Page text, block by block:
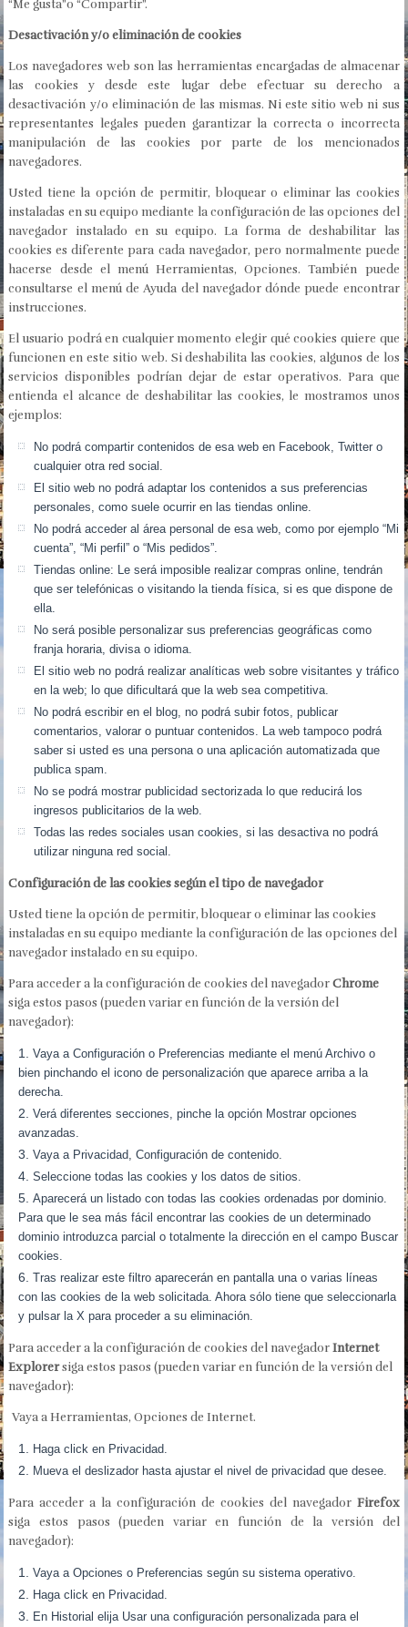
“Me gusta”o “Compartir”.
Desactivación y/o eliminación de cookies
Los navegadores web son las herramientas encargadas de almacenar
las cookies y desde este lugar debe efectuar su derecho a
desactivación y/o eliminación de las mismas. Ni este sitio web ni sus
representantes legales pueden garantizar la correcta o incorrecta
manipulación de las cookies por parte de los mencionados
navegadores.
Usted tiene la opción de permitir, bloquear o eliminar las cookies
instaladas en su equipo mediante la configuración de las opciones del
navegador instalado en su equipo. La forma de deshabilitar las
cookies es diferente para cada navegador, pero normalmente puede
hacerse desde el menú Herramientas, Opciones. También puede
consultarse el menú de Ayuda del navegador dónde puede encontrar
instrucciones.
El usuario podrá en cualquier momento elegir qué cookies quiere que
funcionen en este sitio web. Si deshabilita las cookies, algunos de los
servicios disponibles podrían dejar de estar operativos. Para que
entienda el alcance de deshabilitar las cookies, le mostramos unos
ejemplos:
No podrá compartir contenidos de esa web en Facebook, Twitter o
cualquier otra red social.
El sitio web no podrá adaptar los contenidos a sus preferencias
personales, como suele ocurrir en las tiendas online.
No podrá acceder al área personal de esa web, como por ejemplo “Mi
cuenta”, “Mi perfil” o “Mis pedidos”.
Tiendas online: Le será imposible realizar compras online, tendrán
que ser telefónicas o visitando la tienda física, si es que dispone de
ella.
No será posible personalizar sus preferencias geográficas como
franja horaria, divisa o idioma.
El sitio web no podrá realizar analíticas web sobre visitantes y tráfico
en la web; lo que dificultará que la web sea competitiva.
No podrá escribir en el blog, no podrá subir fotos, publicar
comentarios, valorar o puntuar contenidos. La web tampoco podrá
saber si usted es una persona o una aplicación automatizada que
publica spam.
No se podrá mostrar publicidad sectorizada lo que reducirá los
ingresos publicitarios de la web.
Todas las redes sociales usan cookies, si las desactiva no podrá
utilizar ninguna red social.
Configuración de las cookies según el tipo de navegador
Usted tiene la opción de permitir, bloquear o eliminar las cookies
instaladas en su equipo mediante la configuración de las opciones del
navegador instalado en su equipo.
Para acceder a la configuración de cookies del navegadorChrome
siga estos pasos (pueden variar en función de la versión del
navegador):
Vaya a Configuración o Preferencias mediante el menú Archivo o
bien pinchando el icono de personalización que aparece arriba a la
derecha.
Verá diferentes secciones, pinche la opción Mostrar opciones
avanzadas.
Vaya a Privacidad, Configuración de contenido.
Seleccione todas las cookies y los datos de sitios.
Aparecerá un listado con todas las cookies ordenadas por dominio.
Para que le sea más fácil encontrar las cookies de un determinado
dominio introduzca parcial o totalmente la dirección en el campo Buscar
cookies.
Tras realizar este filtro aparecerán en pantalla una o varias líneas
con las cookies de la web solicitada. Ahora sólo tiene que seleccionarla
y pulsar la X para proceder a su eliminación.
Para acceder a la configuración de cookies del navegadorInternet
Explorersiga estos pasos (pueden variar en función de la versión del
navegador):
Vaya a Herramientas, Opciones de Internet.
Haga click en Privacidad.
Mueva el deslizador hasta ajustar el nivel de privacidad que desee.
Para acceder a la configuración de cookies del navegador Firefox
siga estos pasos (pueden variar en función de la versión del
navegador):
Vaya a Opciones o Preferencias según su sistema operativo.
Haga click en Privacidad.
En Historial elija Usar una configuración personalizada para el